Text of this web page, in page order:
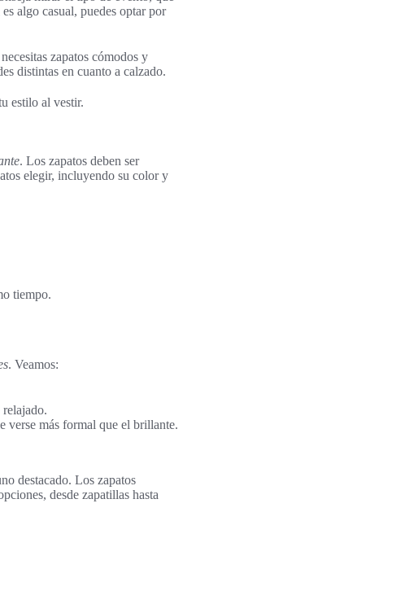
algo casual, puedes optar por
zapatos cómodos y
distintas en cuanto a calzado.
estilo al vestir.
. Los zapatos deben ser
elegir, incluyendo su color y
tiempo.
. Veamos:
verse más formal que el brillante.
destacado. Los zapatos
desde zapatillas hasta